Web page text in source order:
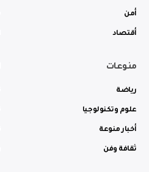
أمن
أقتصاد
منوعات
رياضة
علوم وتكنولوجيا
أخبار منوعة
ثقافة وفن